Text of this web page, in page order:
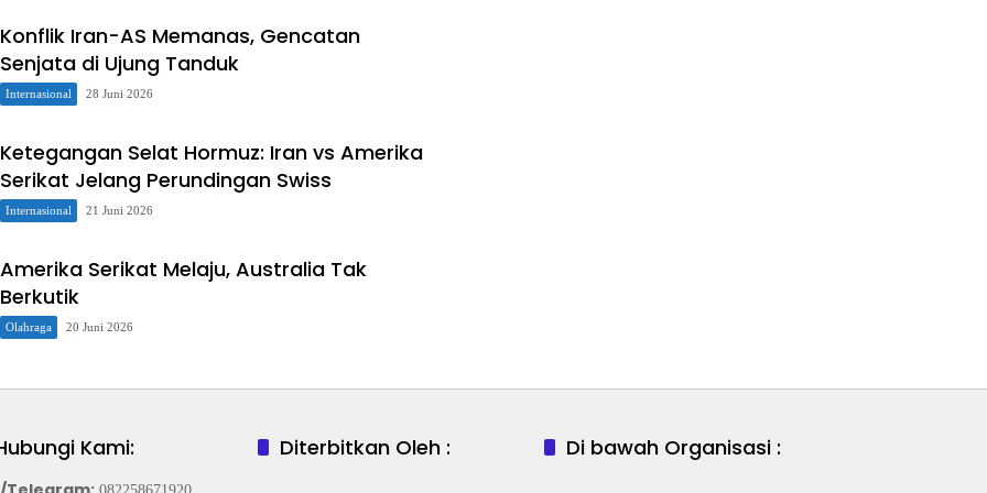
Konflik Iran-AS Memanas, Gencatan
Senjata di Ujung Tanduk
Internasional 28 Juni 2026
Ketegangan Selat Hormuz: Iran vs Amerika
Serikat Jelang Perundingan Swiss
Internasional 21 Juni 2026
Amerika Serikat Melaju, Australia Tak
Berkutik
Olahraga 20 Juni 2026
Kami: Diterbitkan Oleh : Di bawah Organisasi :